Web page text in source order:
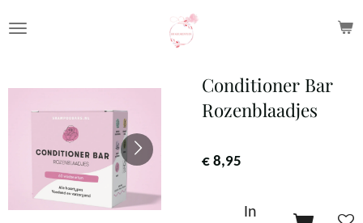
de
hoofdinhoud
Conditioner Bar
Rozenblaadjes
€ 8,95
In